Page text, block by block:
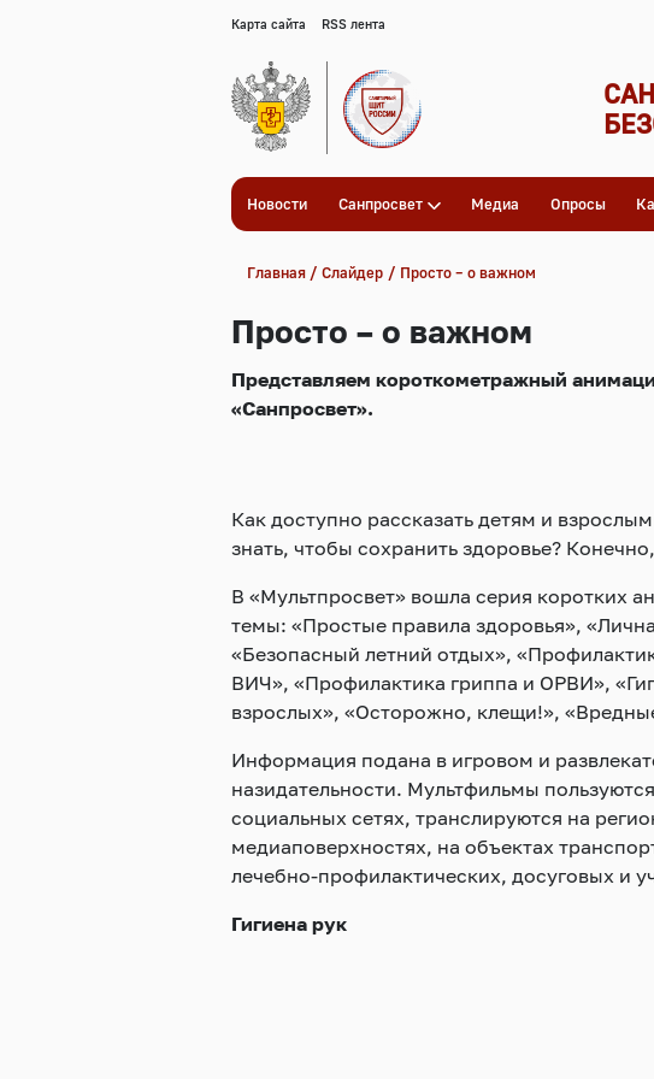
Карта сайта RSS лента
Новости Санпросвет Медиа Опросы
Главная Слайдер Просто – о важном
Просто – о важном
Представляем короткометражный
«Санпросвет».
Как доступно рассказать детям и
знать, чтобы сохранить здоровье?
В «Мультпросвет» вошла серия коротких
темы: «Простые правила здоровья»,
«Безопасный летний отдых»,
ВИЧ», «Профилактика гриппа и ОРВИ»,
взрослых», «Осторожно, клещи!»,
Информация подана в игровом и
назидательности. Мультфильмы
социальных сетях, транслируются на
медиаповерхностях, на объектах
лечебно-профилактических, досуговых и
Гигиена рук